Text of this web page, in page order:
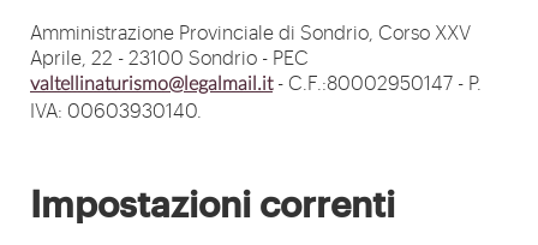
Amministrazione Provinciale di Sondrio, Corso XXV
Aprile, 22 - 23100 Sondrio - PEC
valtellinaturismo@legalmail.it- C.F.:80002950147 - P.
IVA: 00603930140.
Impostazioni correnti